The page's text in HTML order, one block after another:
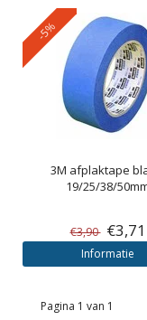
-5%
3M afplaktape
19/25/38/
€3,90 €3,71
Informatie
Pagina 1 van 1